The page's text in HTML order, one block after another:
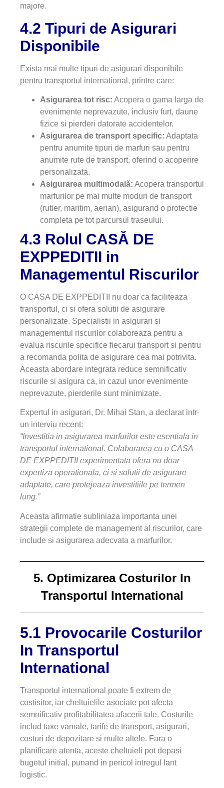
majore.
4.2 Tipuri de Asigurari
Disponibile
Exista mai multe tipuri de asigurari disponibile
pentru transportul international, printre care:
Asigurarea tot risc: Acopera o gama larga de
evenimente neprevazute, inclusiv furt, daune
fizice si pierderi datorate accidentelor.
Asigurarea de transport specific: Adaptata
pentru anumite tipuri de marfuri sau pentru
anumite rute de transport, oferind o acoperire
personalizata.
Asigurarea multimodală: Acopera transportul
marfurilor pe mai multe moduri de transport
(rutier, maritim, aerian), asigurand o protectie
completa pe tot parcursul traseului.
4.3 Rolul CASĂ DE
EXPPEDITII in
Managementul Riscurilor
O CASA DE EXPPEDITII nu doar ca faciliteaza
transportul, ci si ofera solutii de asigurare
personalizate. Specialistii in asigurari si
managementul riscurilor colaboreaza pentru a
evalua riscurile specifice fiecarui transport si pentru
a recomanda polita de asigurare cea mai potrivita.
Aceasta abordare integrata reduce semnificativ
riscurile si asigura ca, in cazul unor evenimente
neprevazute, pierderile sunt minimizate.
Expertul in asigurari, Dr. Mihai Stan, a declarat intr-
un interviu recent:
“Investitia in asigurarea marfurilor este esentiala in
transportul international. Colaborarea cu o CASA
DE EXPPEDITII experimentata ofera nu doar
expertiza operationala, ci si solutii de asigurare
adaptate, care protejeaza investitiile pe termen
lung.”
Aceasta afirmatie subliniaza importanta unei
strategii complete de management al riscurilor, care
include si asigurarea adecvata a marfurilor.
5. Optimizarea Costurilor In
Transportul International
5.1 Provocarile Costurilor
In Transportul
International
Transportul international poate fi extrem de
costisitor, iar cheltuielile asociate pot afecta
semnificativ profitabilitatea afacerii tale. Costurile
includ taxe vamale, tarife de transport, asigurari,
costuri de depozitare si multe altele. Fara o
planificare atenta, aceste cheltuieli pot depasi
bugetul initial, punand in pericol intregul lant
logistic.